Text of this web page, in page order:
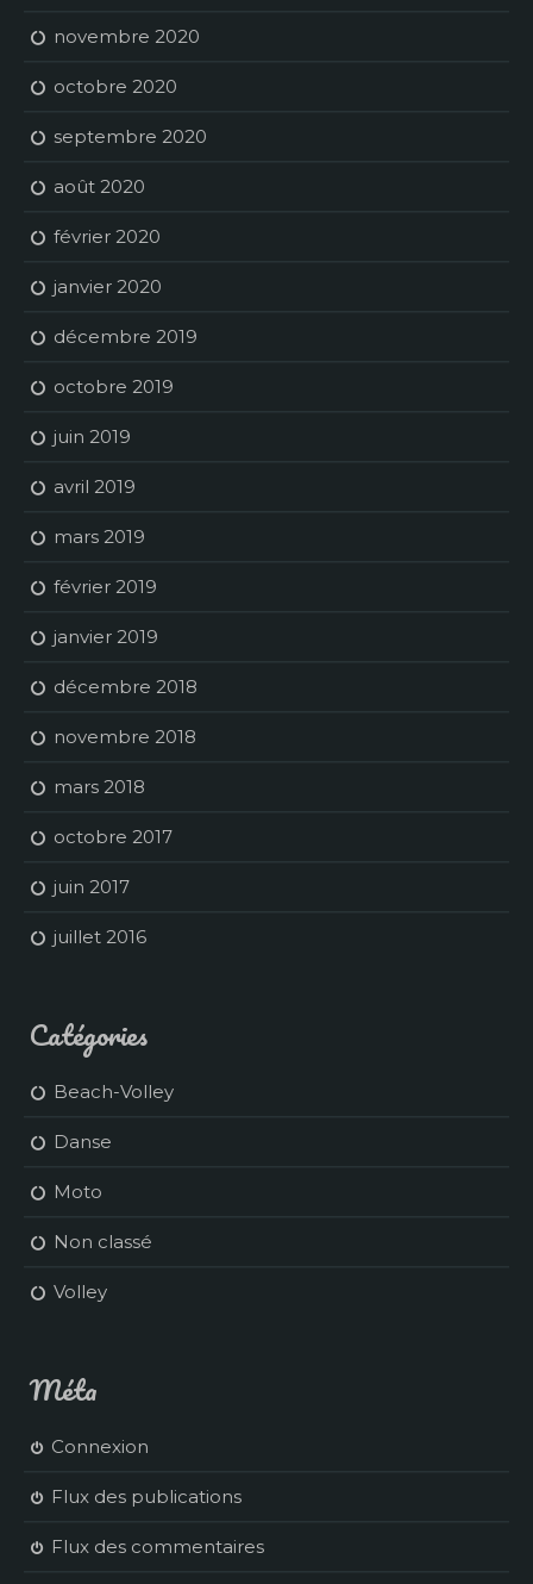
novembre 2020
octobre 2020
septembre 2020
août 2020
février 2020
janvier 2020
décembre 2019
octobre 2019
juin 2019
avril 2019
mars 2019
février 2019
janvier 2019
décembre 2018
novembre 2018
mars 2018
octobre 2017
juin 2017
juillet 2016
Catégories
Beach-Volley
Danse
Moto
Non classé
Volley
Méta
Connexion
Flux des publications
Flux des commentaires